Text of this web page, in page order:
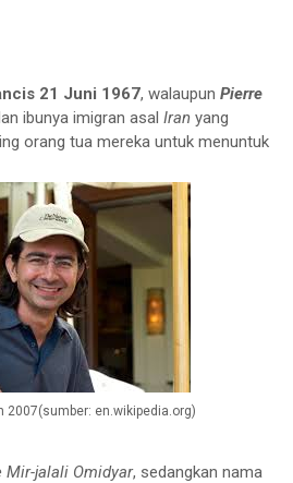
21 Juni 1967, walaupun Pierre
ibunya imigran asal Iran yang
orang tua mereka untuk menuntuk
2007(sumber: en.wikipedia.org)
Mir-jalali Omidyar, sedangkan nama